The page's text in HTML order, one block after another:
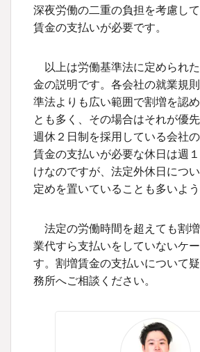
深夜労働の二重の負担を考慮し
賃金の支払いが必要です。
以上は労働基準法に定められ
金の説明です。各会社の就業規
準法よりも広い範囲で割増を認
とも多く、その場合はそれが優
週休２日制を採用している会社
賃金の支払いが必要な休日は週
けなのですが、法定外休日につ
定めを置いていることも多いよう
法定の労働時間を超えても割
業代すら支払いをしていないケ
す。割増賃金の支払いについて
務所へご相談ください。